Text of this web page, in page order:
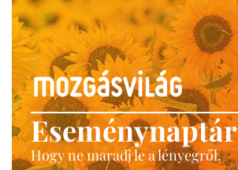
Eseménynaptár
Hogy ne maradj le a lényegről.